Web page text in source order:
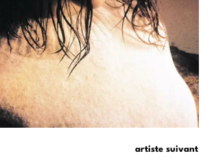
artiste suivant